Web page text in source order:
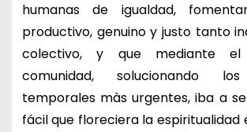
humanas de igualdad,
productivo, genuino y justo tanto
colectivo, y que mediante
comunidad, solucionando
temporales màs urgentes, iba a
fácil que floreciera la espiritualidad